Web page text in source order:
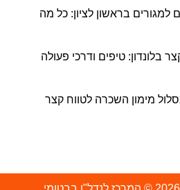
בראשון לציון: כל מה
בלונדון: טיפים ודרכי פעולה
מימון השכרה לטווח קצר